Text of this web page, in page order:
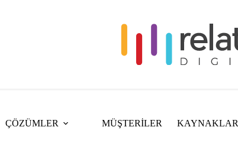
ÇÖZÜMLER MÜŞTERİLER KAYNAKLAR